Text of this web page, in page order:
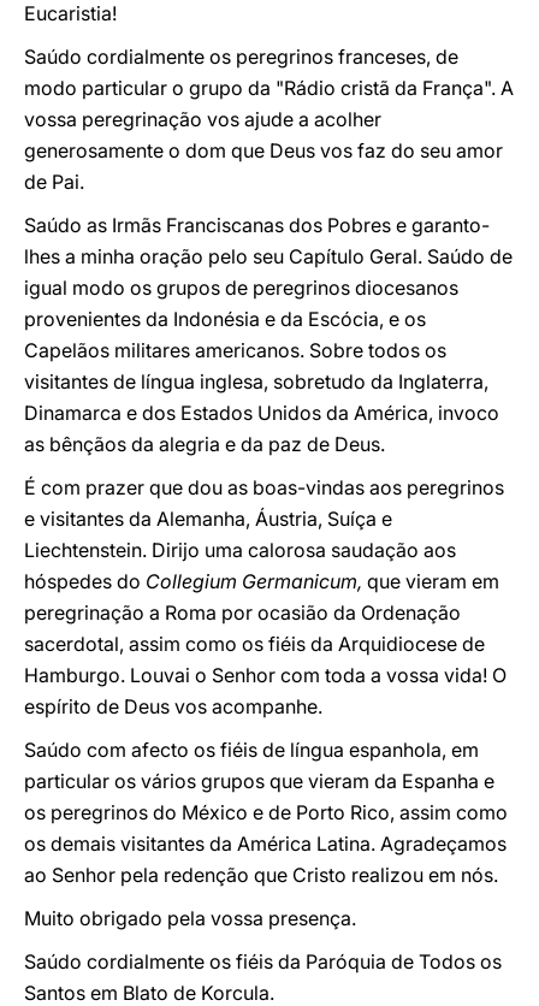
Eucaristia!
Saúdo cordialmente os peregrinos franceses, de
modo particular o grupo da "Rádio cristã da França". A
vossa peregrinação vos ajude a acolher
generosamente o dom que Deus vos faz do seu amor
de Pai.
Saúdo as Irmãs Franciscanas dos Pobres e garanto-
lhes a minha oração pelo seu Capítulo Geral. Saúdo de
igual modo os grupos de peregrinos diocesanos
provenientes da Indonésia e da Escócia, e os
Capelãos militares americanos. Sobre todos os
visitantes de língua inglesa, sobretudo da Inglaterra,
Dinamarca e dos Estados Unidos da América, invoco
as bênçãos da alegria e da paz de Deus.
É com prazer que dou as boas-vindas aos peregrinos
e visitantes da Alemanha, Áustria, Suíça e
Liechtenstein. Dirijo uma calorosa saudação aos
hóspedes do Collegium Germanicum, que vieram em
peregrinação a Roma por ocasião da Ordenação
sacerdotal, assim como os fiéis da Arquidiocese de
Hamburgo. Louvai o Senhor com toda a vossa vida! O
espírito de Deus vos acompanhe.
Saúdo com afecto os fiéis de língua espanhola, em
particular os vários grupos que vieram da Espanha e
os peregrinos do México e de Porto Rico, assim como
os demais visitantes da América Latina. Agradeçamos
ao Senhor pela redenção que Cristo realizou em nós.
Muito obrigado pela vossa presença.
Saúdo cordialmente os fiéis da Paróquia de Todos os
Santos em Blato de Korcula.